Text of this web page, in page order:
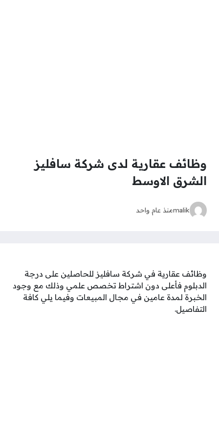
وظائف عقارية لدى شركة سافليز
الشرق الاوسط
malikمنذ عام واحد
وظائف عقارية في شركة سافليز للحاصلين على درجة
الدبلوم فأعلى دون اشتراط تخصص علمي وذلك مع وجود
الخبرة لمدة عامين في مجال المبيعات وفيما يلي كافة
التفاصيل.